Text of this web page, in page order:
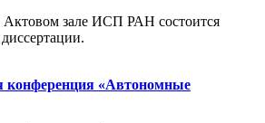
Актовом зале ИСП РАН состоится
конференция «Автономные